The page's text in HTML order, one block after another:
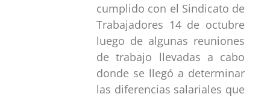
cumplido con el Sindicato de
Trabajadores 14 de octubre
luego de algunas reuniones
de trabajo llevadas a cabo
donde se llegó a determinar
las diferencias salariales que